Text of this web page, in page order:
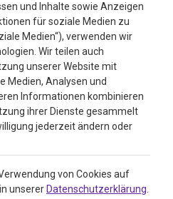
und Inhalte sowie Anzeigen
für soziale Medien zu
Medien“), verwenden wir
Wir teilen auch
unserer Website mit
Medien, Analysen und
Informationen kombinieren
ihrer Dienste gesammelt
jederzeit ändern oder
von Cookies auf
unserer Datenschutzerklärung